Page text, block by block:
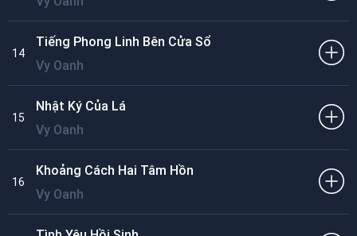
14
Tiếng Phong Linh Bên Cửa Sổ
Vy Oanh
15
Nhật Ký Của Lá
Vy Oanh
16
Khoảng Cách Hai Tâm Hồn
Vy Oanh